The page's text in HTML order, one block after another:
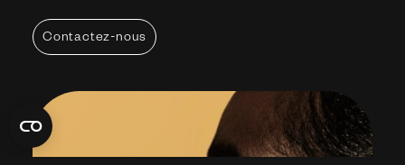
Contactez-nous